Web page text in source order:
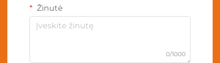
Žinutė
0/1000